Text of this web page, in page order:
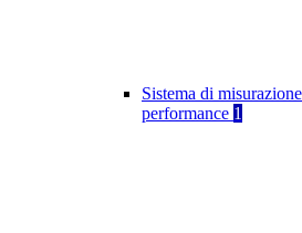
Sistema di
performance 1